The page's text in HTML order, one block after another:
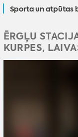
Sporta un atpūtas
ĒRGĻU
KURPES,